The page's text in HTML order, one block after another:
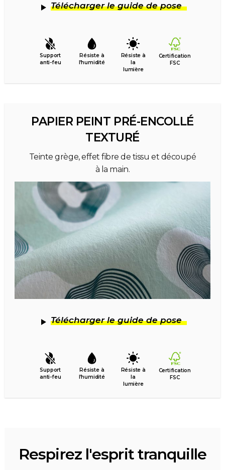
Télécharger le guide de pose
Support
anti-feu
Résiste à
l’humidité
Résiste à
la
lumière
Certification
FSC
PAPIER PEINT PRÉ-ENCOLLÉ
TEXTURÉ
Teinte grège, effet fibre de tissu et découpé
à la main.
Télécharger le guide de pose
Support
anti-feu
Résiste à
l’humidité
Résiste à
la
lumière
Certification
FSC
Respirez l'esprit tranquille